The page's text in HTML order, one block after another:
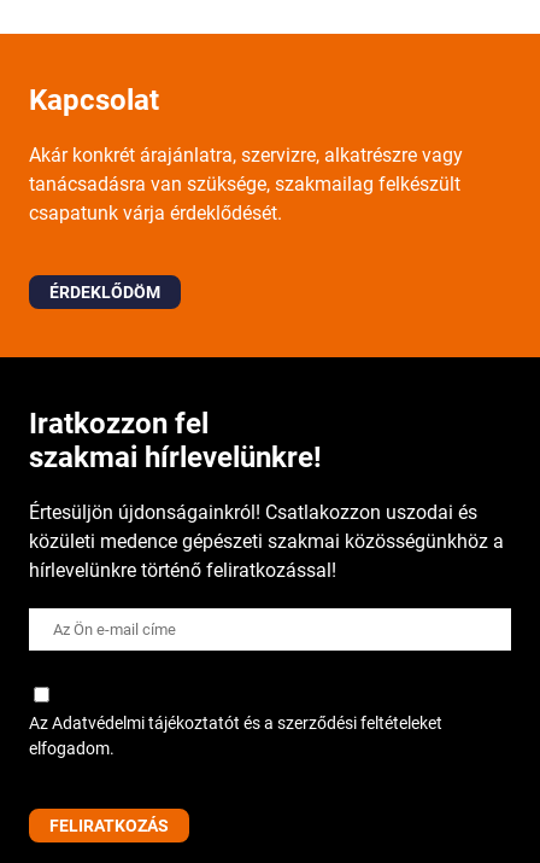
Kapcsolat
Akár konkrét árajánlatra, szervizre, alkatrészre vagy
tanácsadásra van szüksége, szakmailag felkészült
csapatunk várja érdeklődését.
ÉRDEKLŐDÖM
Iratkozzon fel
szakmai hírlevelünkre!
Értesüljön újdonságainkról! Csatlakozzon uszodai és
közületi medence gépészeti szakmai közösségünkhöz a
hírlevelünkre történő feliratkozással!
Az Adatvédelmi tájékoztatót és a szerződési feltételeket
elfogadom.